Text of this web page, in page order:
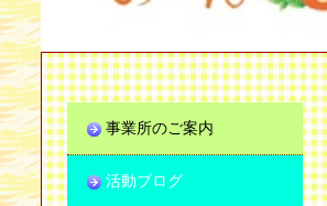
事業所のご案内
活動ブログ